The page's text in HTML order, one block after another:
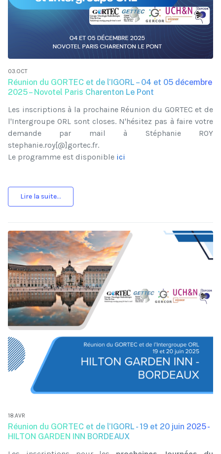
03.OCT
Réunion du GORTEC et de l’IGORL – 04 et 05 décembre
2025 – Novotel Paris Charenton Le Pont
Les inscriptions à la prochaine Réunion du GORTEC et de
l'Intergroupe ORL sont closes. N'hésitez pas à faire votre
demande par mail à Stéphanie ROY
stephanie.roy[@]gortec.fr.
Le programme est disponible ici
Lire la suite...
18.AVR
Réunion du GORTEC et de l’IGORL - 19 et 20 juin 2025 -
HILTON GARDEN INN BORDEAUX